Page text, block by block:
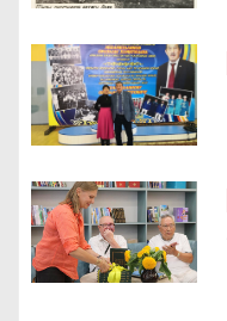
ц
и
я
п
о
з